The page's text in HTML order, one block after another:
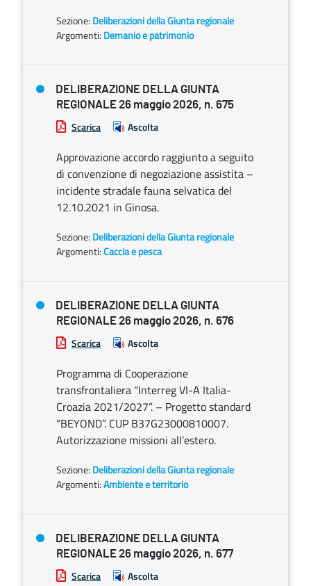
Sezione: Deliberazioni della Giunta regionale
Argomenti: Demanio e patrimonio
DELIBERAZIONE DELLA GIUNTA
REGIONALE 26 maggio 2026, n. 675
Scarica Ascolta
Approvazione accordo raggiunto a seguito
di convenzione di negoziazione assistita –
incidente stradale fauna selvatica del
12.10.2021 in Ginosa.
Sezione: Deliberazioni della Giunta regionale
Argomenti:Caccia e pesca
DELIBERAZIONE DELLA GIUNTA
REGIONALE 26 maggio 2026, n. 676
Scarica Ascolta
Programma di Cooperazione
transfrontaliera “Interreg VI-A Italia-
Croazia 2021/2027”. – Progetto standard
“BEYOND”. CUP B37G23000810007.
Autorizzazione missioni all’estero.
Sezione: Deliberazioni della Giunta regionale
Argomenti:Ambiente e territorio
DELIBERAZIONE DELLA GIUNTA
REGIONALE 26 maggio 2026, n. 677
Scarica Ascolta